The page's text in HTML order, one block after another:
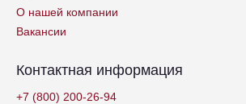
О нашей компании
Вакансии
Контактная информация
+7 (800) 200-26-94